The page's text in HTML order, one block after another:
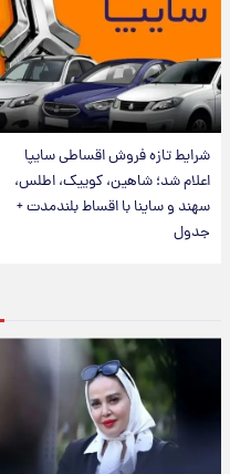
شرایط تازه فروش اقساطی سایپا
اعلام شد؛ شاهین، کوییک، اطلس،
سهند و ساینا با اقساط بلندمدت +
جدول